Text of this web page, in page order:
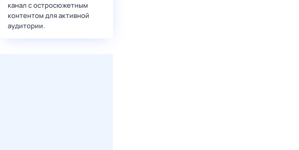
канал с остросюжетным
контентом для активной
аудитории.